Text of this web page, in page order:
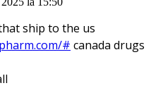
ship to the us
# canada drugs